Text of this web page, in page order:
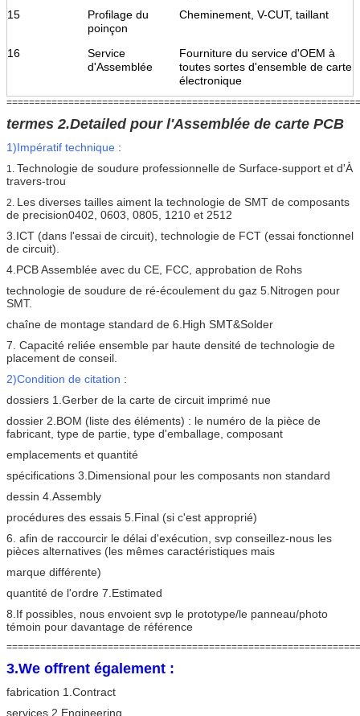
15
Profilage du
poinçon
Cheminement, V-CUT, taillant
16
Service
d'Assemblée
Fourniture du service d'OEM à
toutes sortes d'ensemble de carte
électronique
termes 2.Detailed pour l'Assemblée de carte PCB
1)Impératif technique :
1. Technologie de soudure professionnelle de Surface-support et d'À
travers-trou
2. Les diverses tailles aiment la technologie de SMT de composants
de precision0402, 0603, 0805, 1210 et 2512
3.ICT (dans l'essai de circuit), technologie de FCT (essai fonctionnel
de circuit).
4.PCB Assemblée avec du CE, FCC, approbation de Rohs
technologie de soudure de ré-écoulement du gaz 5.Nitrogen pour
SMT.
chaîne de montage standard de 6.High SMT&Solder
7. Capacité reliée ensemble par haute densité de technologie de
placement de conseil.
2)Condition de citation :
dossiers 1.Gerber de la carte de circuit imprimé nue
dossier 2.BOM (liste des éléments) : le numéro de la pièce de
fabricant, type de partie, type d'emballage, composant
emplacements et quantité
spécifications 3.Dimensional pour les composants non standard
dessin 4.Assembly
procédures des essais 5.Final (si c'est approprié)
6. afin de raccourcir le délai d'exécution, svp conseillez-nous les
pièces alternatives (les mêmes caractéristiques mais
marque différente)
quantité de l'ordre 7.Estimated
8.If possibles, nous envoient svp le prototype/le panneau/photo
témoin pour davantage de référence
3.We offrent également :
fabrication 1.Contract
services 2.Engineering